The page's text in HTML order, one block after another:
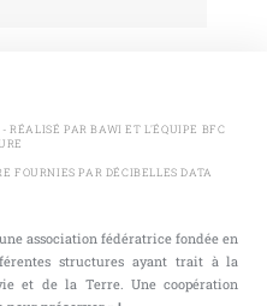
RÉALISÉ PAR BAWI ET L'ÉQUIPE BFC
FOURNIES PAR DÉCIBELLES DATA
association fédératrice fondée en
structures ayant trait à la
et de la Terre. Une coopération